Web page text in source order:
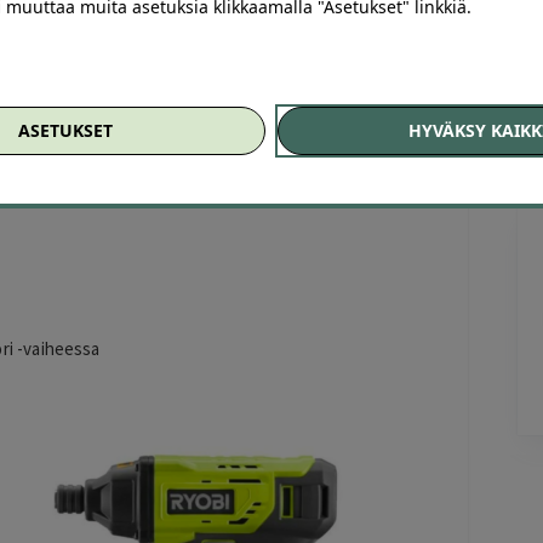
valikoimasta. Löydä tunnetut tuotemerkit kuten
Rowenta sekä Philips. Tutustu valikoimaan ja
-vaiheessa
muita asetuksia klikkaamalla "Asetukset" linkkiä.
ASETUKSET HYVÄKSY